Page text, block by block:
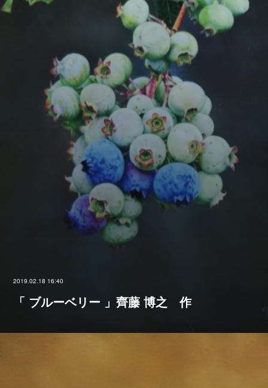
2019.02.18 16:40
「 ブルーベリー 」齊藤 博之 作